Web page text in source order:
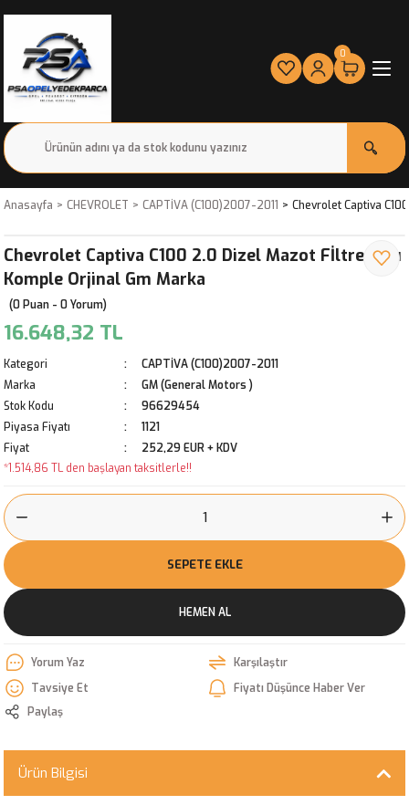
0
Anasayfa CHEVROLET CAPTİVA (C100)2007-2011 Chevrolet Captiva
Chevrolet Captiva C100 2.0 Dizel Mazot Fİltre Kabı
Komple Orjinal Gm Marka
(0 Puan - 0 Yorum)
16.648,32 TL
Kategori
CAPTİVA (C100)2007-2011
Marka
GM (General Motors )
Stok Kodu
96629454
Piyasa Fiyatı
1121
Fiyat
252,29 EUR + KDV
*1.514,86 TL den başlayan taksitlerle!!
SEPETE EKLE
HEMEN AL
Yorum Yaz
Karşılaştır
Tavsiye Et
Fiyatı Düşünce Haber Ver
Paylaş
Ürün Bilgisi